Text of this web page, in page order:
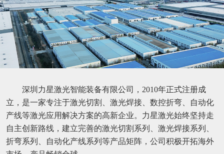
深圳力星激光智能装备有限公司，2010年正式注册成
立，是一家专注于激光切割、激光焊接、数控折弯、自动化
产线等激光应用解决方案的高新企业。力星激光始终坚持走
自主创新路线，建立完善的激光切割系列、激光焊接系列、
折弯系列、自动化产线系列等产品矩阵，公司积极开拓海外